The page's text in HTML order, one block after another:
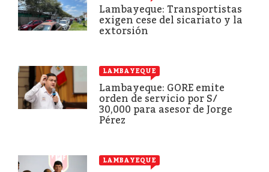
Lambayeque: Transportistas
exigen cese del sicariato y la
extorsión
LAMBAYEQUE
Lambayeque: GORE emite
orden de servicio por S/
30,000 para asesor de Jorge
Pérez
LAMBAYEQUE